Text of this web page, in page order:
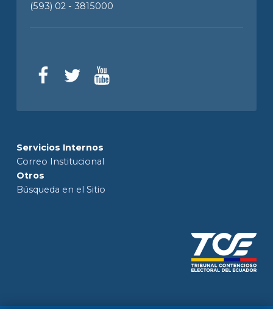
(593) 02 - 3815000
Servicios Internos
Correo Institucional
Otros
Búsqueda en el Sitio